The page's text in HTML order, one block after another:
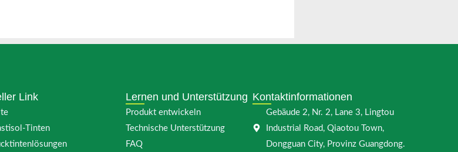
Link
Tinten
Lernen und Unterstützung
Produkt entwickeln
Technische Unterstützung
FAQ
Kontaktinformationen
Gebäude 2, Nr. 2, Lane 3, Lingtou
Industrial Road, Qiaotou Town,
Dongguan City, Provinz Guangdong.